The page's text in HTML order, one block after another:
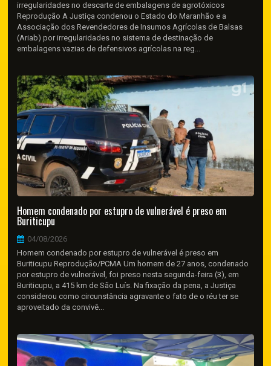
irregularidades no descarte de embalagens de agrotóxicos
Reprodução A Justiça condenou o Estado do Maranhão e a
Associação dos Revendedores de Insumos Agrícolas de Balsas
(Ariab) por irregularidades no sistema de destinação de
embalagens vazias de defensivos agrícolas na reg...
Homem condenado por estupro de vulnerável é preso em
Buriticupu
04/08/2026
Homem condenado por estupro de vulnerável é preso em
Buriticupu Reprodução/PCMA Um homem de 27 anos, condenado
por estupro de vulnerável, foi preso nesta segunda-feira (3), em
Buriticupu, a 415 km de São Luís. Na fixação da pena, a Justiça
considerou como circunstância agravante o fato de o réu ter se
aproveitado da convivê...